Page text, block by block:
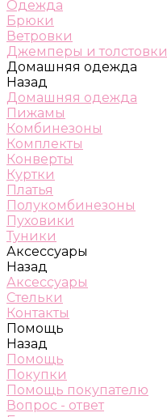
Одежда
Брюки
Ветровки
Джемперы и толстовки
Домашняя одежда
Назад
Домашняя одежда
Пижамы
Комбинезоны
Комплекты
Конверты
Куртки
Платья
Полукомбинезоны
Пуховики
Туники
Аксессуары
Назад
Аксессуары
Стельки
Контакты
Помощь
Назад
Помощь
Покупки
Помощь покупателю
Вопрос - ответ